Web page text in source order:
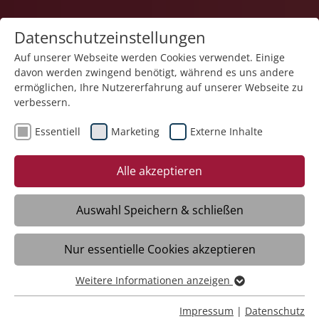
Gesundheit
Sozialtherapeutisches Heim Liebenau
Meckenbeuren
Datenschutzeinstellungen
Auf unserer Webseite werden Cookies verwendet. Einige
davon werden zwingend benötigt, während es uns andere
ermöglichen, Ihre Nutzererfahrung auf unserer Webseite zu
verbessern.
Essentiell Marketing Externe Inhalte
Alle akzeptieren
Auswahl Speichern & schließen
Nur essentielle Cookies akzeptieren
Essentiell
Essentielle Cookies werden für grundlegende Funktionen
Weitere Informationen anzeigen
Impressum | Datenschutz